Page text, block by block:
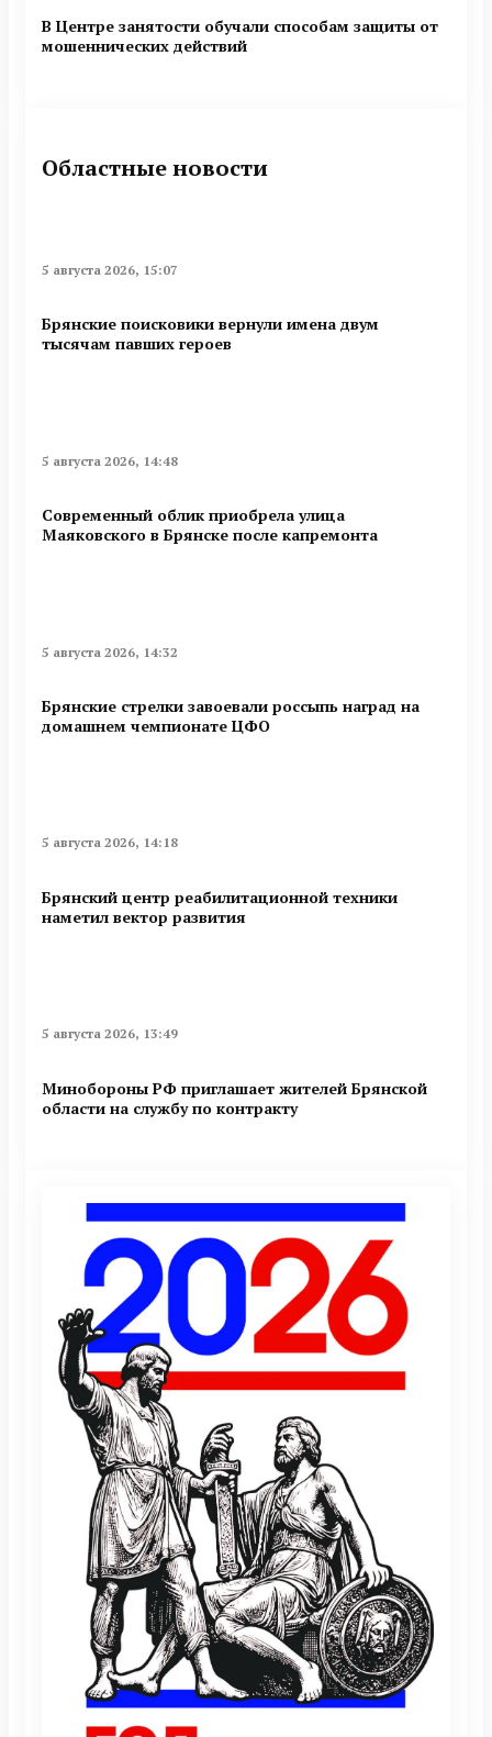
В Центре занятости обучали способам защиты от
мошеннических действий
Областные новости
5 августа 2026, 15:07
Брянские поисковики вернули имена двум
тысячам павших героев
5 августа 2026, 14:48
Современный облик приобрела улица
Маяковского в Брянске после капремонта
5 августа 2026, 14:32
Брянские стрелки завоевали россыпь наград на
домашнем чемпионате ЦФО
5 августа 2026, 14:18
Брянский центр реабилитационной техники
наметил вектор развития
5 августа 2026, 13:49
Минобoроны РФ приглaшaет житeлeй Брянской
области на службу по контракту